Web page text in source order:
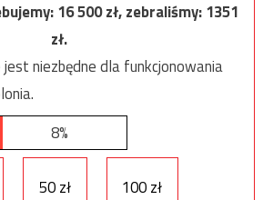
16 500zł, zebraliśmy:1351
zł.
niezbędne dla funkcjonowania
8%
50 zł 100 zł